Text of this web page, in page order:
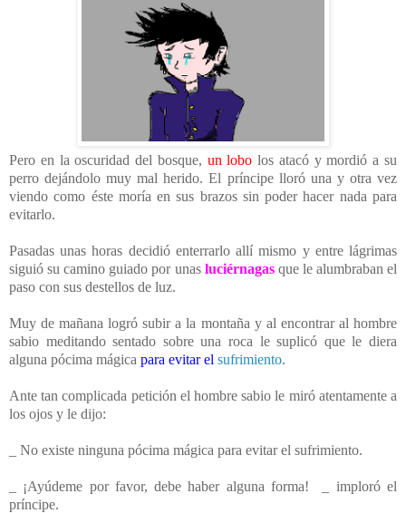
Pero en la oscuridad del bosque, un lobo los atacó y mordió a su
perro dejándolo muy mal herido. El príncipe lloró una y otra vez
viendo como éste moría en sus brazos sin poder hacer nada para
evitarlo.
Pasadas unas horas decidió enterrarlo allí mismo y entre lágrimas
siguió su camino guiado por unas luciérnagasque le alumbraban el
paso con sus destellos de luz.
Muy de mañana logró subir a la montaña y al encontrar al hombre
sabio meditando sentado sobre una roca le suplicó que le diera
alguna pócima mágica para evitar el sufrimiento.
Ante tan complicada petición el hombre sabio le miró atentamente a
los ojos y le dijo:
_ No existe ninguna pócima mágica para evitar el sufrimiento.
_ ¡Ayúdeme por favor, debe haber alguna forma! _ imploró el
príncipe.